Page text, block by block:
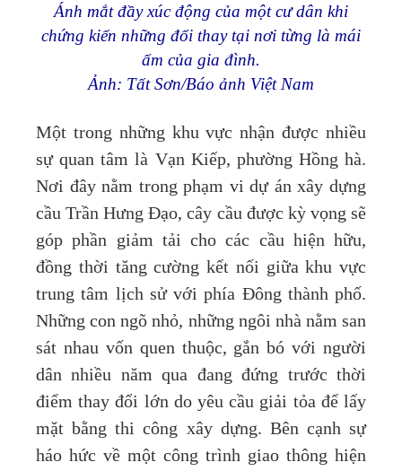
Ánh mắt đầy xúc động của một cư dân khi
chứng kiến những đổi thay tại nơi từng là mái
ấm của gia đình.
Ảnh: Tất Sơn/Báo ảnh Việt Nam
Một trong những khu vực nhận được nhiều
sự quan tâm là Vạn Kiếp, phường Hồng hà.
Nơi đây nằm trong phạm vi dự án xây dựng
cầu Trần Hưng Đạo, cây cầu được kỳ vọng sẽ
góp phần giảm tải cho các cầu hiện hữu,
đồng thời tăng cường kết nối giữa khu vực
trung tâm lịch sử với phía Đông thành phố.
Những con ngõ nhỏ, những ngôi nhà nằm san
sát nhau vốn quen thuộc, gắn bó với người
dân nhiều năm qua đang đứng trước thời
điểm thay đổi lớn do yêu cầu giải tỏa để lấy
mặt bằng thi công xây dựng. Bên cạnh sự
háo hức về một công trình giao thông hiện